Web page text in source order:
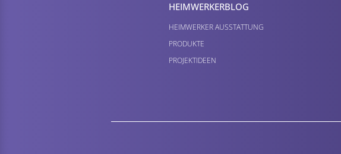
HEIMWERKER­BLOG
HEIMWERKER AUSSTATTUNG
PRODUKTE
PROJEKTIDEEN